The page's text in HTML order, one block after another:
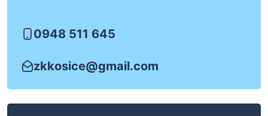
0948 511 645
zkkosice@gmail.com